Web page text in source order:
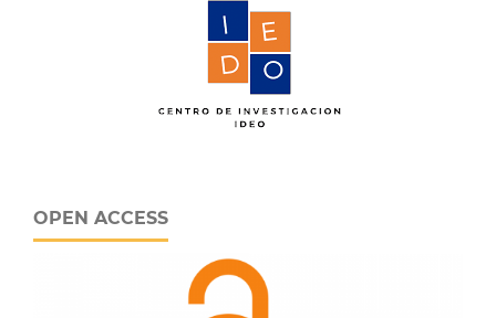
OPEN ACCESS